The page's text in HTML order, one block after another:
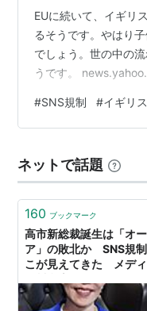
EUに続いて、イギリ
るそうです。やはり
でしょう。世の中の
うです。
#SNS規制 #イギリス
ネットで話題
160 ブックマーク
高市新総裁誕生は「オ
ア」の敗北か SNS規
こが見えてきた メデ